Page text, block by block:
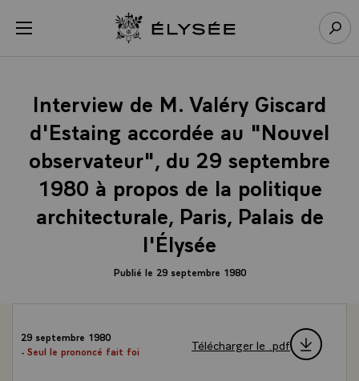
menu Retour à l’accueil Élysée
Interview de M. Valéry Giscard
d'Estaing accordée au "Nouvel
observateur", du 29 septembre
1980 à propos de la politique
architecturale, Paris, Palais de
l'Élysée
Publié le 29 septembre 1980
29 septembre 1980
- Seul le prononcé fait foi
Télécharger le .pdf
Panneau de gestion des cookies